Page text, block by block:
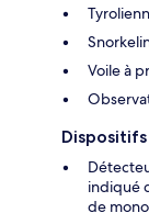
Voile à
indiqué
de